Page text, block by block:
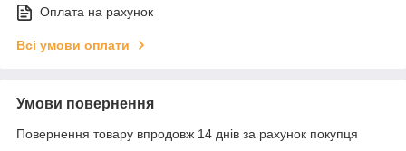
Оплата на рахунок
Всі умови оплати
Умови повернення
Повернення товару впродовж 14 днів за рахунок покупця